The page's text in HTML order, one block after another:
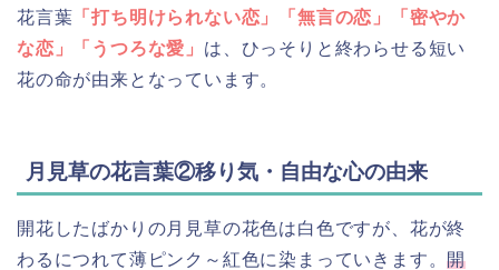
花言葉 「打ち明けられない恋」「無言の恋」「密やか
な恋」「うつろな愛」 は、ひっそりと終わらせる短い
花の命が由来となっています。
月見草の花言葉②移り気・自由な心の由来
開花したばかりの月見草の花色は白色ですが、花が終
わるにつれて薄ピンク～紅色に染まっていきます。開